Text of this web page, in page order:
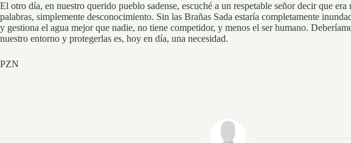
El otro día, en nuestro querido pueblo sadense, escuché a un respetable señor decir que
palabras, simplemente desconocimiento. Sin las Brañas Sada estaría completamente
y gestiona el agua mejor que nadie, no tiene competidor, y menos el ser humano.
nuestro entorno y protegerlas es, hoy en día, una necesidad.
PZN